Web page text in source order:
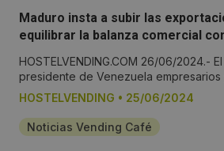
Maduro insta a subir las
equilibrar la balanza comercial
HOSTELVENDING.COM 26/06/2024.-
presidente de Venezuela empresarios
HOSTELVENDING • 25/06/2024
Noticias Vending Café